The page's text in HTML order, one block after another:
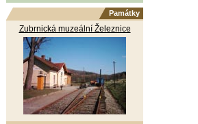
Památky
Zubrnická muzeální Železnice